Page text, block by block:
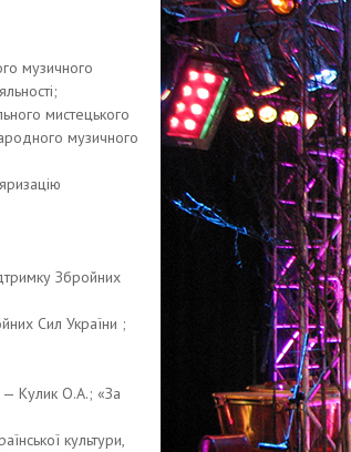
музичного
мистецького
музичного
Збройних
Сил України ;
— Кулик О.А.; «За
культури,